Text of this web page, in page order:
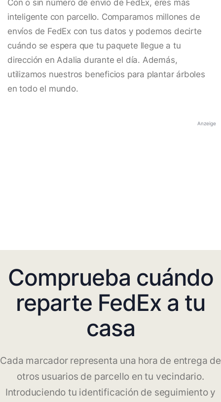
Con o sin número de envío de FedEx, eres más
inteligente con parcello. Comparamos millones de
envíos de FedEx con tus datos y podemos decirte
cuándo se espera que tu paquete llegue a tu
dirección en Adalia durante el día. Además,
utilizamos nuestros beneficios para plantar árboles
en todo el mundo.
Anzeige
Comprueba cuándo
reparte FedEx a tu
casa
Cada marcador representa una hora de entrega de
otros usuarios de parcello en tu vecindario.
Introduciendo tu identificación de seguimiento y